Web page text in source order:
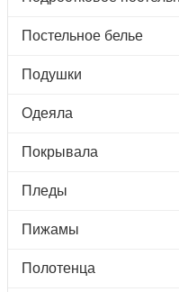
Постельное белье
Подушки
Одеяла
Покрывала
Пледы
Пижамы
Полотенца